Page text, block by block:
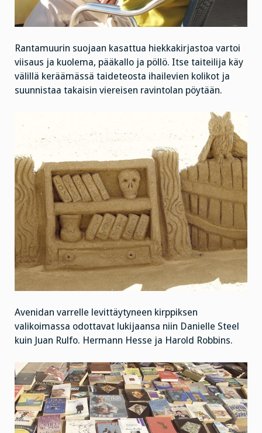
Rantamuurin suojaan kasattua hiekkakirjastoa vartoi
viisaus ja kuolema, pääkallo ja pöllö. Itse taiteilija käy
välillä keräämässä taideteosta ihailevien kolikot ja
suunnistaa takaisin viereisen ravintolan pöytään.
Avenidan varrelle levittäytyneen kirppiksen
valikoimassa odottavat lukijaansa niin Danielle Steel
kuin Juan Rulfo. Hermann Hesse ja Harold Robbins.